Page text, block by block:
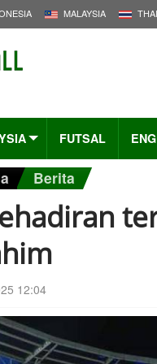
MALAYSIA
FUTSAL
Berita
12:04